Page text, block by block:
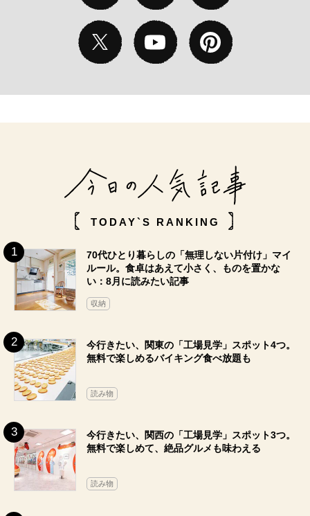
TODAY`S RANKING
70代ひとり暮らしの「無理しない片付け」マイ
ルール。食卓はあえて小さく、ものを置かな
い：8月に読みたい記事
収納
今行きたい、関東の「工場見学」スポット4つ。
無料で楽しめるバイキング食べ放題も
読み物
今行きたい、関西の「工場見学」スポット3つ。
無料で楽しめて、絶品グルメも味わえる
読み物